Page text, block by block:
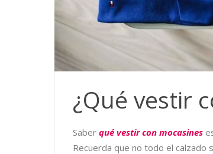
¿Qué vestir
Saber qué vestir con mocasines
Recuerda que no todo el calzado